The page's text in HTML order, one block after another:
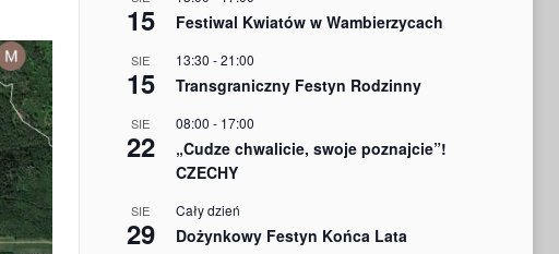
15 Festiwal Kwiatów w Wambierzycach
SIE
15
13:30 -21:00
Transgraniczny Festyn Rodzinny
SIE
22
08:00 - 17:00
„Cudze chwalicie, swoje poznajcie”!
CZECHY
SIE
29
Cały dzień
Dożynkowy Festyn Końca Lata